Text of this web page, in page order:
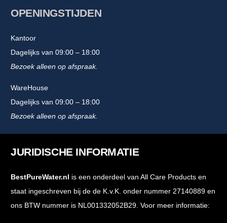
OPENINGSTIJDEN
Kantoor
Dagelijks van 09:00 – 18:00
Bezoek alleen op afspraak.
WareHouse
Dagelijks van 09:00 – 18:00
Bezoek alleen op afspraak.
JURIDISCHE INFORMATIE
BestPureWater.nl is een onderdeel van All Care Products en
staat ingeschreven bij de de K.v.K. onder nummer 27140889 en
ons BTW nummer is NL001332052B29. Voor meer informatie: